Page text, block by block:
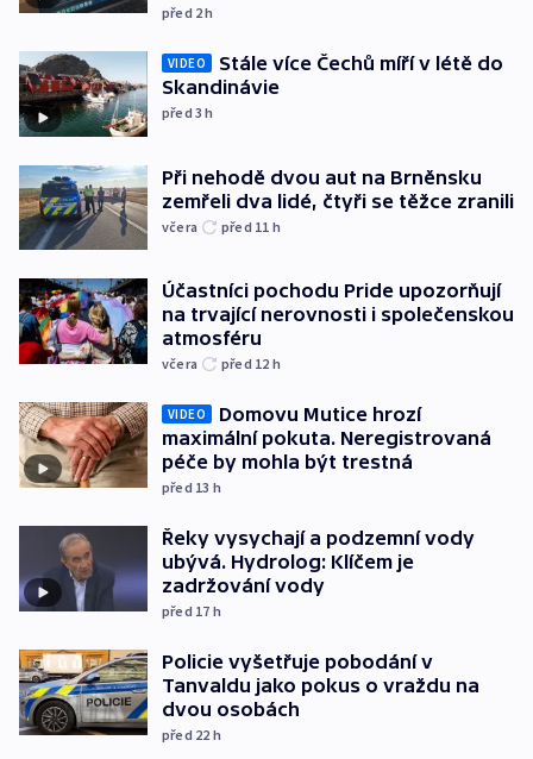
před 2h
VIDEO
Stále více Čechů míří v létě do
Skandinávie
před 3h
Při nehodě dvou aut na Brněnsku
zemřeli dva lidé, čtyři se těžce zranili
včera před 11 h
Účastníci pochodu Pride upozorňují
na trvající nerovnosti i společenskou
atmosféru
včera před 12 h
VIDEO
Domovu Mutice hrozí
maximální pokuta. Neregistrovaná
péče by mohla být trestná
před 13 h
Řeky vysychají a podzemní vody
ubývá. Hydrolog: Klíčem je
zadržování vody
před 17 h
Policie vyšetřuje pobodání v
Tanvaldu jako pokus o vraždu na
dvou osobách
před 22 h